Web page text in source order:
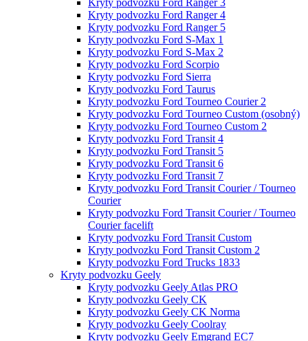
Kryty podvozku Ford Ranger 3
Kryty podvozku Ford Ranger 4
Kryty podvozku Ford Ranger 5
Kryty podvozku Ford S-Max 1
Kryty podvozku Ford S-Max 2
Kryty podvozku Ford Scorpio
Kryty podvozku Ford Sierra
Kryty podvozku Ford Taurus
Kryty podvozku Ford Tourneo Courier 2
Kryty podvozku Ford Tourneo Custom (osobný)
Kryty podvozku Ford Tourneo Custom 2
Kryty podvozku Ford Transit 4
Kryty podvozku Ford Transit 5
Kryty podvozku Ford Transit 6
Kryty podvozku Ford Transit 7
Kryty podvozku Ford Transit Courier / Tourneo
Courier
Kryty podvozku Ford Transit Courier / Tourneo
Courier facelift
Kryty podvozku Ford Transit Custom
Kryty podvozku Ford Transit Custom 2
Kryty podvozku Ford Trucks 1833
Kryty podvozku Geely
Kryty podvozku Geely Atlas PRO
Kryty podvozku Geely CK
Kryty podvozku Geely CK Norma
Kryty podvozku Geely Coolray
Kryty podvozku Geely Emgrand EC7